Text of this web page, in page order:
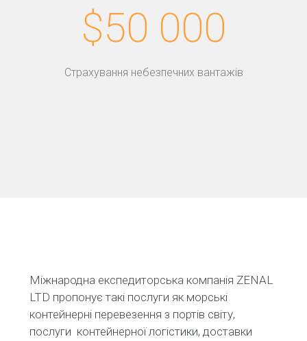
$50 000
Страхування небезпечних вантажів
Міжнародна експедиторська компанія ZENAL
LTD пропонує такі послуги як морські
контейнерні перевезення з портів світу,
послуги контейнерної логістики, доставки